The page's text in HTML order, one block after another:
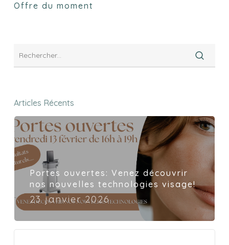
Offre du moment
Articles Récents
Portes ouvertes: Venez découvrir
nos nouvelles technologies visage!
23 janvier 2026